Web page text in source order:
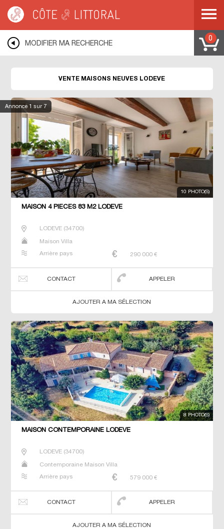
LANGUEDOC ROUSSILLON
HERAULT
MODIFIER MA RECHERCHE
0
Annonce 1 sur 7
VENTE MAISONS NEUVES LODEVE
10 PHOTO(S)
MAISON 4 PIECES 83 M2 LODEVE
LODEVE(34700)
Maison Villa
Arrière pays 290 000 €
CONTACT APPELER
AJOUTER A MA SÉLECTION
8 PHOTO(S)
MAISON CONTEMPORAINE LODEVE
LODEVE(34700)
Contemporaine Maison Villa
Arrière pays 579 000 €
CONTACT APPELER
AJOUTER A MA SÉLECTION